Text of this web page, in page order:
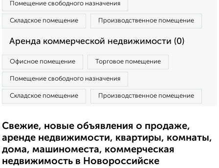
Помещение свободного назначения
Складское помещение Производственное помещение
Аренда коммерческой недвижимости (0)
Офисное помещение Торговое помещение
Помещение свободного назначения
Складское помещение Производственное помещение
Свежие, новые объявления о продаже,
аренде недвижимости, квартиры, комнаты,
дома, машиноместа, коммерческая
недвижимость в Новороссийске